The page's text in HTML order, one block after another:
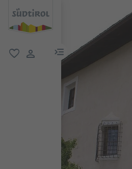
menu link